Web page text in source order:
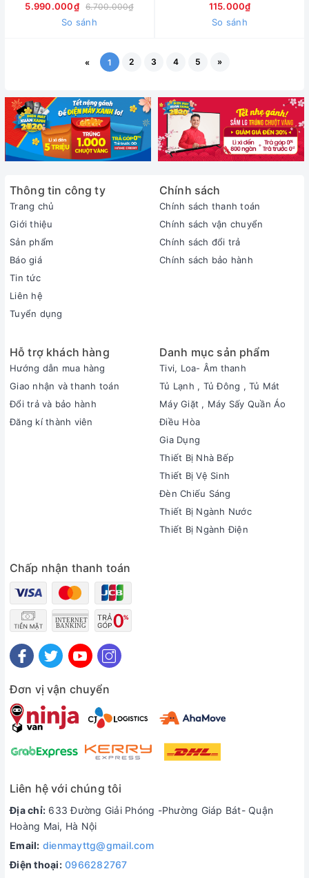
5.990.000₫
6.700.000₫
So sánh
115.000₫
So sánh
« 1 2 3 4 5 »
Thông tin công ty
Trang chủ
Giới thiệu
Sản phẩm
Báo giá
Tin tức
Liên hệ
Tuyển dụng
Chính sách
Chính sách thanh toán
Chính sách vận chuyển
Chính sách đổi trả
Chính sách bảo hành
Hỗ trợ khách hàng
Hướng dẫn mua hàng
Giao nhận và thanh toán
Đổi trả và bảo hành
Đăng kí thành viên
Danh mục sản phẩm
Tivi, Loa- Âm thanh
Tủ Lạnh , Tủ Đông , Tủ Mát
Máy Giặt , Máy Sấy Quần Áo
Điều Hòa
Gia Dụng
Thiết Bị Nhà Bếp
Thiết Bị Vệ Sinh
Đèn Chiếu Sáng
Thiết Bị Ngành Nước
Thiết Bị Ngành Điện
Chấp nhận thanh toán
Đơn vị vận chuyển
Liên hệ với chúng tôi
Địa chỉ: 633 Đường Giải Phóng -Phường Giáp Bát- Quận
Hoàng Mai, Hà Nội
Email: dienmayttg@gmail.com
Điện thoại: 0966282767